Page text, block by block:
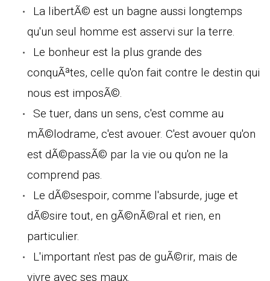
La libertÃ© est un bagne aussi longtemps
qu'un seul homme est asservi sur la terre.
Le bonheur est la plus grande des
conquÃªtes, celle qu'on fait contre le destin qui
nous est imposÃ©.
Se tuer, dans un sens, c'est comme au
mÃ©lodrame, c'est avouer. C'est avouer qu'on
est dÃ©passÃ© par la vie ou qu'on ne la
comprend pas.
Le dÃ©sespoir, comme l'absurde, juge et
dÃ©sire tout, en gÃ©nÃ©ral et rien, en
particulier.
L'important n'est pas de guÃ©rir, mais de
vivre avec ses maux.